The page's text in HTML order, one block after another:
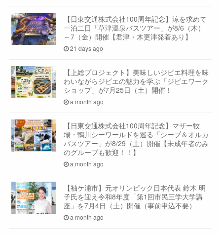
【日東交通株式会社100周年記念】涼を求めて
一泊二日「草津温泉バスツアー」が8/6（木）
～7（金）開催【君津・木更津発着あり】
21 days ago
【上総プロジェクト】美味しいジビエ料理を味
わいながらジビエの魅力を学ぶ「ジビエワーク
ショップ」が7月25日（土）開催！
a month ago
【日東交通株式会社100周年記念】マザー牧
場・鴨川シーワールドを巡る「シープ＆オルカ
バスツアー」が8/29（土）開催【未成年者のみ
のグループも歓迎！！】
a month ago
【袖ケ浦市】元オリンピック日本代表 鈴木 明
子氏を迎え令和8年度「第1回市民三学大学講
座」を7月4日（土）開催（事前申込不要）
a month ago